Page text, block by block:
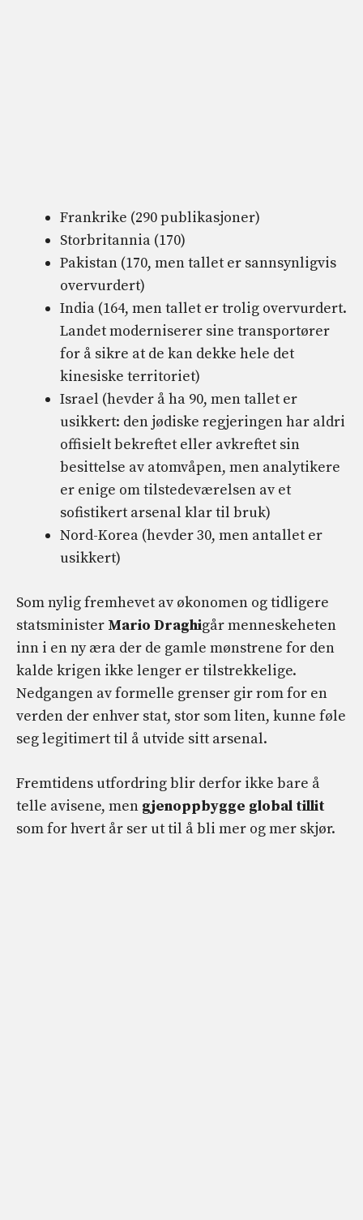
Frankrike (290 publikasjoner)
Storbritannia (170)
Pakistan (170, men tallet er sannsynligvis
overvurdert)
India (164, men tallet er trolig overvurdert.
Landet moderniserer sine transportører
for å sikre at de kan dekke hele det
kinesiske territoriet)
Israel (hevder å ha 90, men tallet er
usikkert: den jødiske regjeringen har aldri
offisielt bekreftet eller avkreftet sin
besittelse av atomvåpen, men analytikere
er enige om tilstedeværelsen av et
sofistikert arsenal klar til bruk)
Nord-Korea (hevder 30, men antallet er
usikkert)
Som nylig fremhevet av økonomen og tidligere
statsminister Mario Draghigår menneskeheten
inn i en ny æra der de gamle mønstrene for den
kalde krigen ikke lenger er tilstrekkelige.
Nedgangen av formelle grenser gir rom for en
verden der enhver stat, stor som liten, kunne føle
seg legitimert til å utvide sitt arsenal.
Fremtidens utfordring blir derfor ikke bare å
telle avisene, men gjenoppbygge global tillit
som for hvert år ser ut til å bli mer og mer skjør.